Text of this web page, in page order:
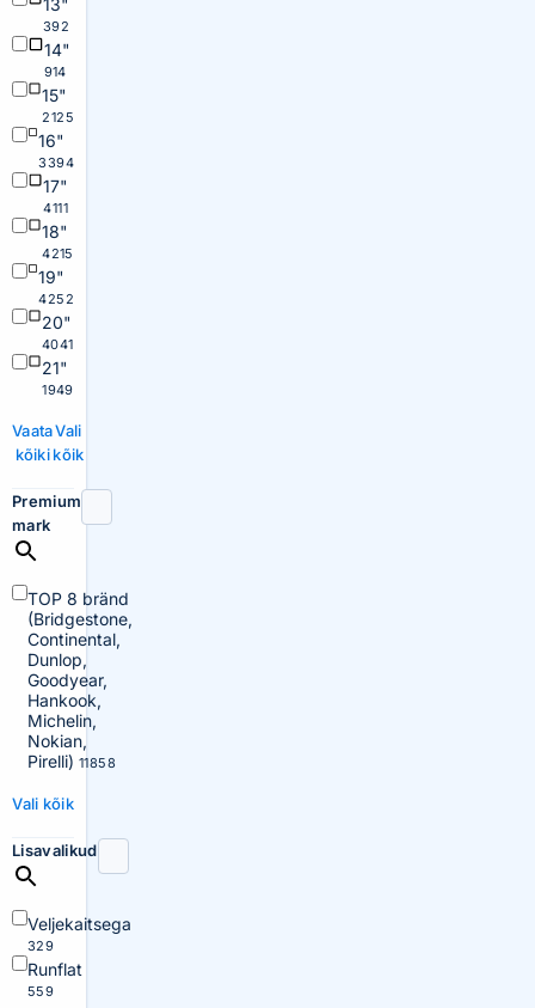
13"
392
14"
914
15"
2125
16"
3394
17"
4111
18"
4215
19"
4252
20"
4041
21"
1949
Vaata
kõiki
Vali
kõik
Premium
mark
TOP 8 bränd
(Bridgestone,
Continental,
Dunlop,
Goodyear,
Hankook,
Michelin,
Nokian,
Pirelli) 11858
Vali kõik
Lisavalikud
Veljekaitsega
329
Runflat
559